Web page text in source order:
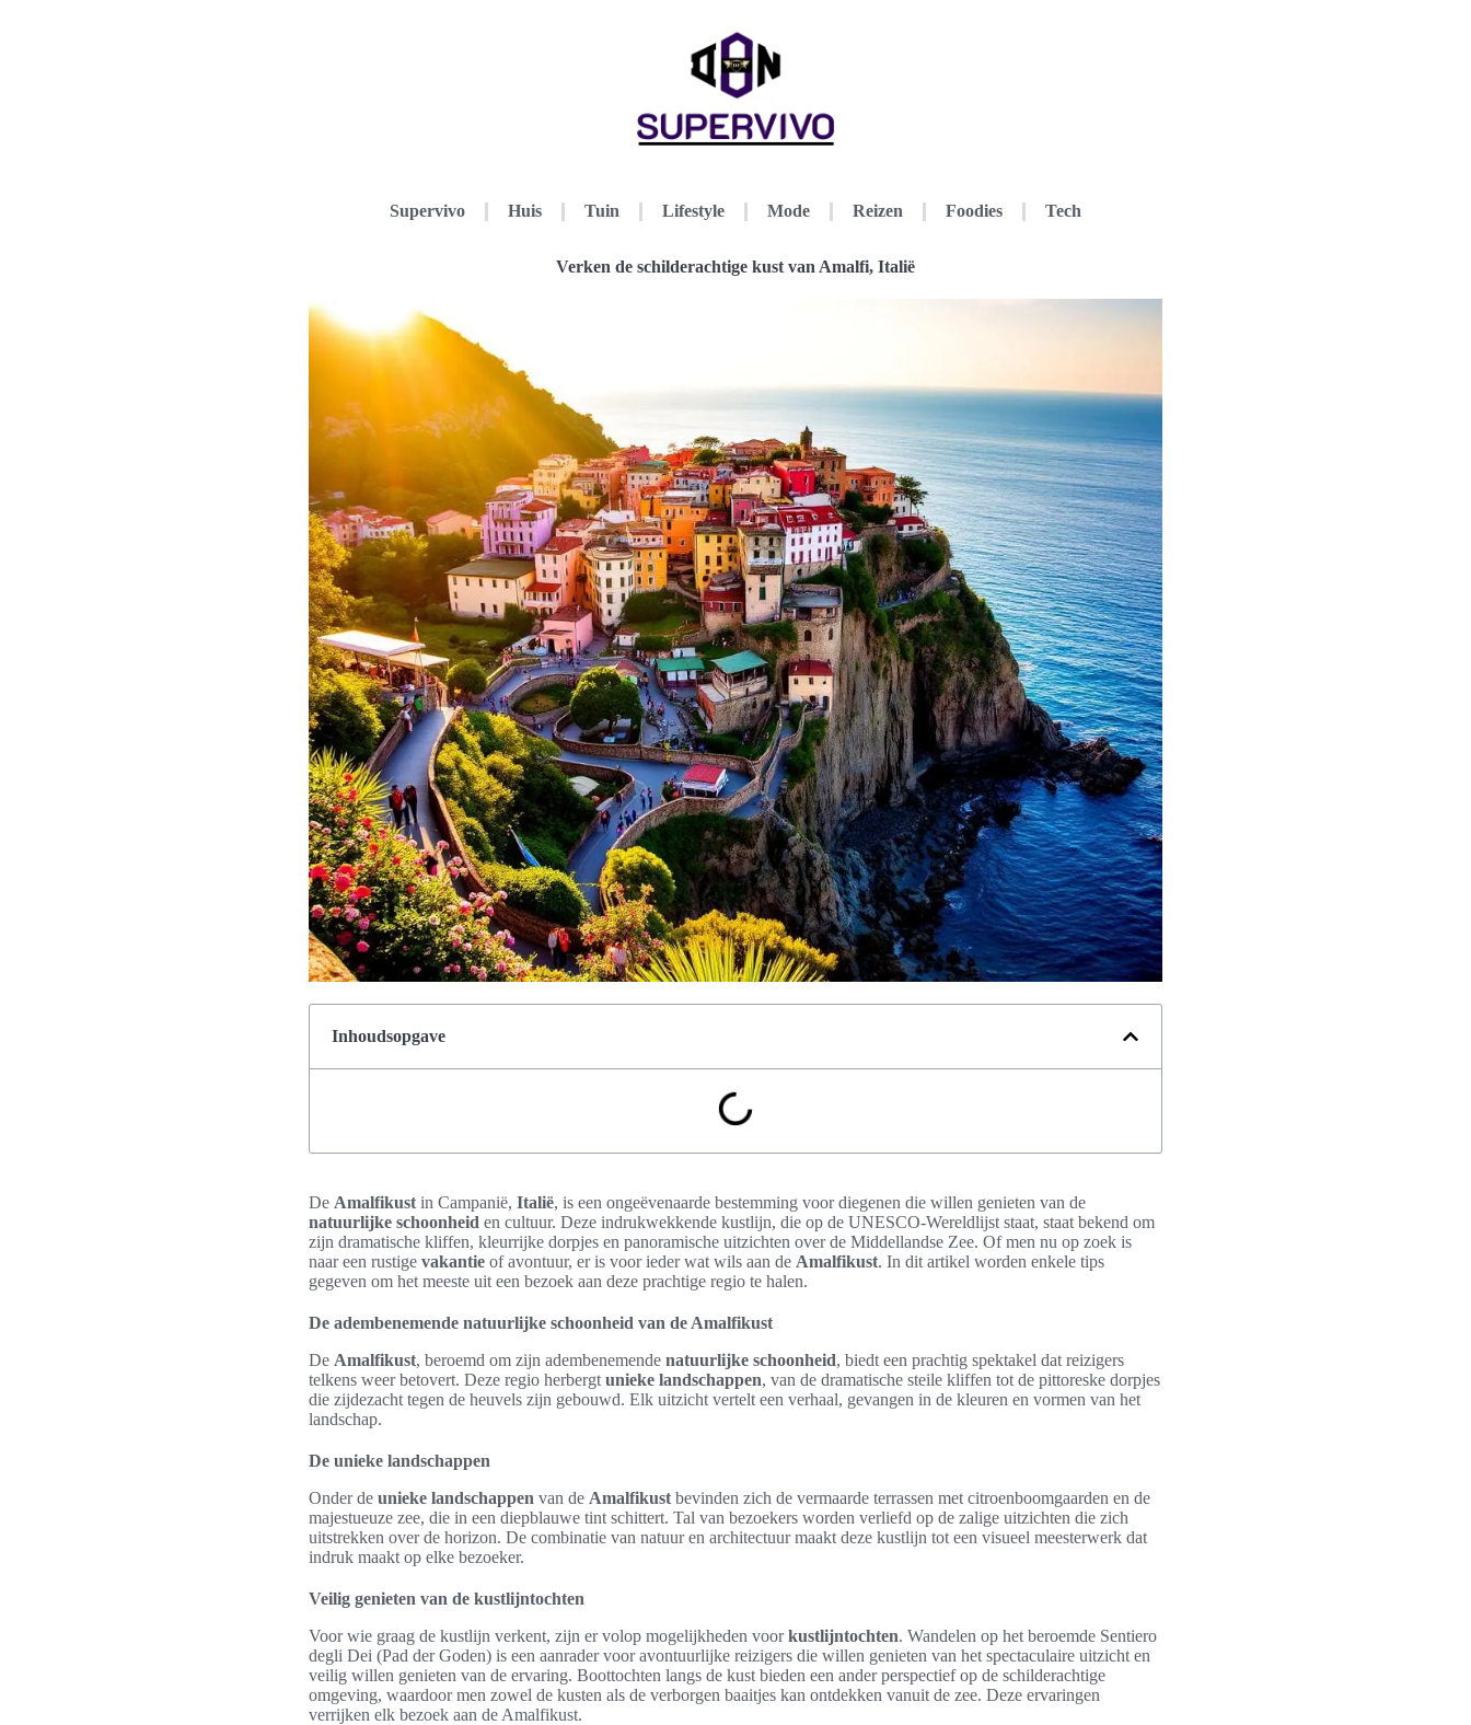
Supervivo Huis Tuin Lifestyle Mode Reizen Foodies Tech
Verken de schilderachtige kust van Amalfi, Italië
Inhoudsopgave
De Amalfikust in Campanië, Italië, is een ongeëvenaarde bestemming voor diegenen die willen genieten van de
natuurlijke schoonheid en cultuur. Deze indrukwekkende kustlijn, die op de UNESCO-Wereldlijst staat, staat bekend om
zijn dramatische kliffen, kleurrijke dorpjes en panoramische uitzichten over de Middellandse Zee. Of men nu op zoek is
naar een rustige vakantie of avontuur, er is voor ieder wat wils aan de Amalfikust. In dit artikel worden enkele tips
gegeven om het meeste uit een bezoek aan deze prachtige regio te halen.
De adembenemende natuurlijke schoonheid van de Amalfikust
De Amalfikust, beroemd om zijn adembenemende natuurlijke schoonheid, biedt een prachtig spektakel dat reizigers
telkens weer betovert. Deze regio herbergt unieke landschappen, van de dramatische steile kliffen tot de pittoreske dorpjes
die zijdezacht tegen de heuvels zijn gebouwd. Elk uitzicht vertelt een verhaal, gevangen in de kleuren en vormen van het
landschap.
De unieke landschappen
Onder de unieke landschappen van de Amalfikust bevinden zich de vermaarde terrassen met citroenboomgaarden en de
majestueuze zee, die in een diepblauwe tint schittert. Tal van bezoekers worden verliefd op de zalige uitzichten die zich
uitstrekken over de horizon. De combinatie van natuur en architectuur maakt deze kustlijn tot een visueel meesterwerk dat
indruk maakt op elke bezoeker.
Veilig genieten van de kustlijntochten
Voor wie graag de kustlijn verkent, zijn er volop mogelijkheden voorkustlijntochten. Wandelen op het beroemde Sentiero
degli Dei (Pad der Goden) is een aanrader voor avontuurlijke reizigers die willen genieten van het spectaculaire uitzicht en
veilig willen genieten van de ervaring. Boottochten langs de kust bieden een ander perspectief op de schilderachtige
omgeving, waardoor men zowel de kusten als de verborgen baaitjes kan ontdekken vanuit de zee. Deze ervaringen
verrijken elk bezoek aan de Amalfikust.